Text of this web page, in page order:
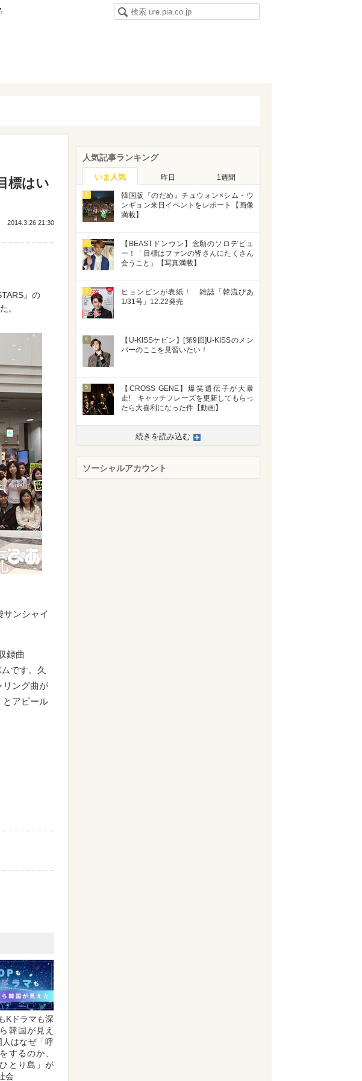
標はい
2014.3.26 21:30
』の
。
ンシャイ
録曲
です。久
リング曲が
とアピール
Kドラマも深
韓国が見え
人はなぜ「呼
するのか、
ひとり島」が
会
人気記事ランキング
いま人気 昨日 1週間
1
韓国版『のだめ』チュウォン×シム・ウ
ンギョン来日イベントをレポート【画像
満載】
2
【BEASTドンウン】念願のソロデビュ
ー！「目標はファンの皆さんにたくさん
会うこと」【写真満載】
3
ヒョンビンが表紙！ 雑誌「韓流ぴあ
1/31号」12.22発売
4
【U-KISSケビン】[第9回]U-KISSのメン
バーのここを見習いたい！
5
【CROSS GENE】爆笑遺伝子が大暴
走! キャッチフレーズを更新してもらっ
たら大喜利になった件【動画】
続きを読み込む
ソーシャルアカウント